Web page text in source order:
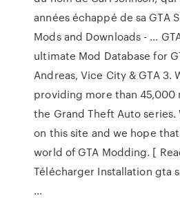
années échappé de sa GTA
Mods and Downloads - …
ultimate Mod Database for
Andreas, Vice City & GTA 3.
providing more than
the Grand Theft Auto series.
on this site and we hope
world of GTA Modding. [
Télécharger Installation gta
...